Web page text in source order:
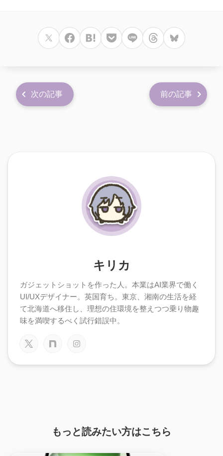
次の記事 前の記事
キリカ
ガジェットショットを作った人。本業はAI業界で働く
UI/UXデザイナー。英国育ち。東京、湘南の生活を経
て北海道へ移住し、理想の住環境を整えつつ乗り物趣
味を満喫するべく試行錯誤中。
もっと読みたい方はこちら